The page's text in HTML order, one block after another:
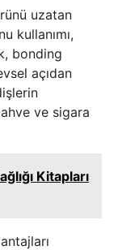
uzatan
kullanımı,
bonding
açıdan
ve sigara
Kitapları